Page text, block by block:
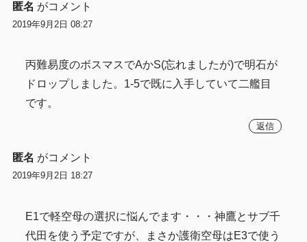
匿名 がコメント
2019年9月2日 08:27
丙難易度のボスマスでAかS(忘れましたが)で明石が
ドロップしました。1-5で既に入手していて二艦目
です。
返信
匿名 がコメント
2019年9月2日 18:27
E1で軽空母の選択に悩んでます・・・神鷹とサブ千
代田を使う予定ですが、まさか護衛空母はE3で使う